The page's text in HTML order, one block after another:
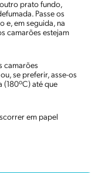
prato fundo,
Passe os
e, em seguida, na
camarões estejam
camarões
se preferir, asse-os
(180ºC) até que
em papel